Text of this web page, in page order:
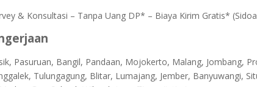
& Konsultasi – Tanpa Uang DP* – Biaya Kirim Gratis*
Pasuruan, Bangil, Pandaan, Mojokerto, Malang, Jombang,
Tulungagung, Blitar, Lumajang, Jember, Banyuwangi,